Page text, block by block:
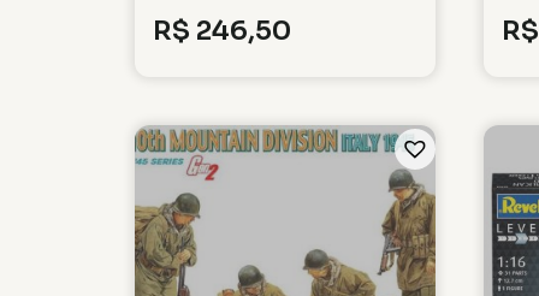
R$ 246,50 R$